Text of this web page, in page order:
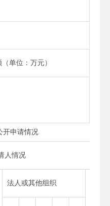
单位：万元）
开申请情况
人情况
法人或其他组织